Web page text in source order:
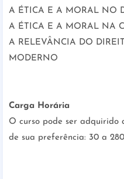
A ÉTICA E A MORAL NO
A ÉTICA E A MORAL NA
A RELEVÂNCIA DO
MODERNO
Carga Horária
O curso pode ser adquirido
de sua preferência: 30 a